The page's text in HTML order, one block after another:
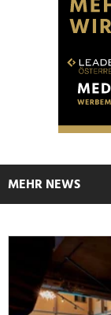
MEHR NEWS